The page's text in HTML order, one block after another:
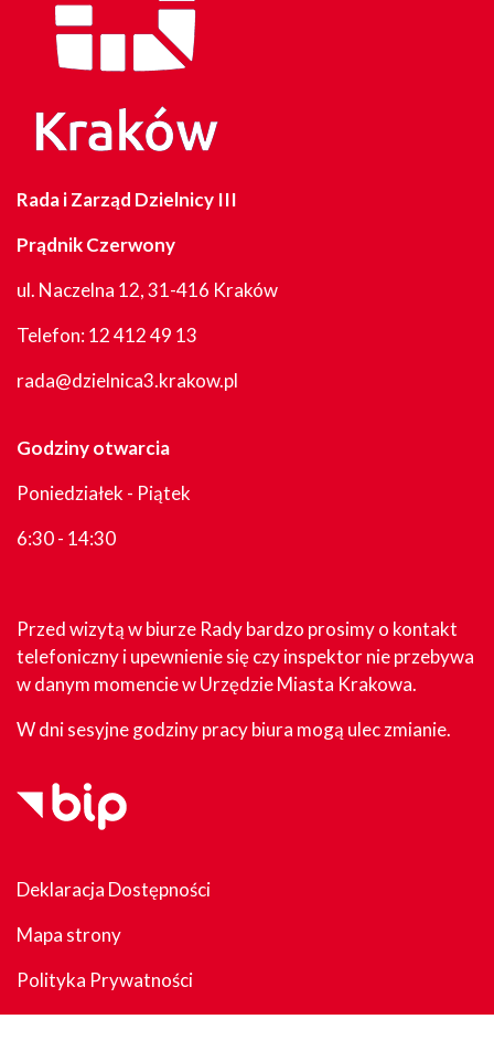
Rada i Zarząd Dzielnicy III
Prądnik Czerwony
ul. Naczelna 12, 31-416 Kraków
Telefon:12 412 49 13
rada@dzielnica3.krakow.pl
Godziny otwarcia
Poniedziałek - Piątek
6:30 - 14:30
Przed wizytą w biurze Rady bardzo prosimy o kontakt
telefoniczny i upewnienie się czy inspektor nie przebywa
w danym momencie w Urzędzie Miasta Krakowa.
W dni sesyjne godziny pracy biura mogą ulec zmianie.
Deklaracja Dostępności
Mapa strony
Polityka Prywatności